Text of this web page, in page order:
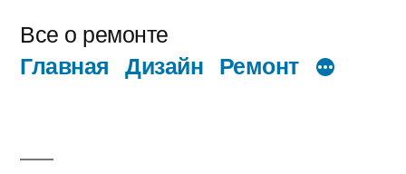
содержимому
Все о ремонте
Главная Дизайн Ремонт